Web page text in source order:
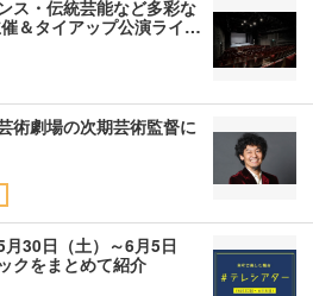
ス・伝統芸能など多彩な
＆タイアップ公演ライ…
術劇場の次期芸術監督に
月30日（土）～6月5日
クをまとめて紹介